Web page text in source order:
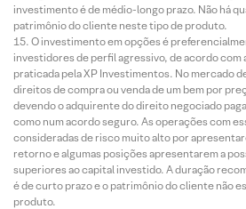
investimento é de médio-longo prazo. Não há
patrimônio do cliente neste tipo de produto.
O investimento em opções é
investidores de perfil agressivo, de acordo
praticada pela XP Investimentos. No mercado
direitos de compra ou venda de um bem por
devendo o adquirente do direito negociado
como num acordo seguro. As operações com
consideradas de risco muito alto por
retorno e algumas posições apresentarem a
superiores ao capital investido. A duração
é de curto prazo e o patrimônio do cliente não
produto.